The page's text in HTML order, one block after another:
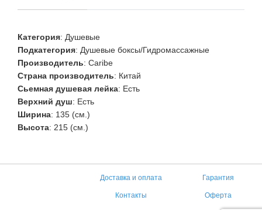
Категория: Душевые
Подкатегория: Душевые боксы/Гидромассажные
Производитель: Caribe
Страна производитель: Китай
Сьемная душевая лейка: Есть
Верхний душ: Есть
Ширина: 135 (см.)
Высота: 215 (см.)
Доставка и оплата Гарантия
Контакты Оферта